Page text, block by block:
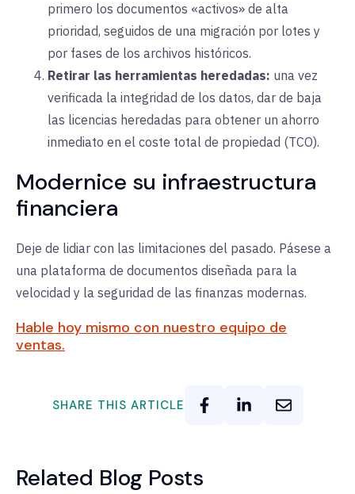
primero los documentos «activos» de alta
prioridad, seguidos de una migración por lotes y
por fases de los archivos históricos.
Retirar las herramientas heredadas: una vez
verificada la integridad de los datos, dar de baja
las licencias heredadas para obtener un ahorro
inmediato en el coste total de propiedad (TCO).
Modernice su infraestructura
financiera
Deje de lidiar con las limitaciones del pasado. Pásese a
una plataforma de documentos diseñada para la
velocidad y la seguridad de las finanzas modernas.
Hable hoy mismo con nuestro equipo de
ventas.
SHARE THIS ARTICLE
Related Blog Posts